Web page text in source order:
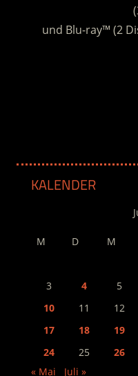
und Blu-ray™ (2
KALENDER
M D M
3
4 5
10
11 12
17
18 19
24
25 26
« Mai
Juli »